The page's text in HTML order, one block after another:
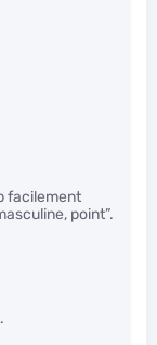
facilement
point”.